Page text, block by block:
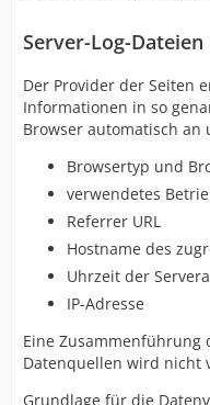
Server-Log-Dateien
Der Provider der Seiten
Informationen in so
Browser automatisch
Browsertyp und
verwendetes
Referrer URL
Hostname des
Uhrzeit der
IP-Adresse
Eine Zusammenführung
Datenquellen wird nicht
Grundlage für die